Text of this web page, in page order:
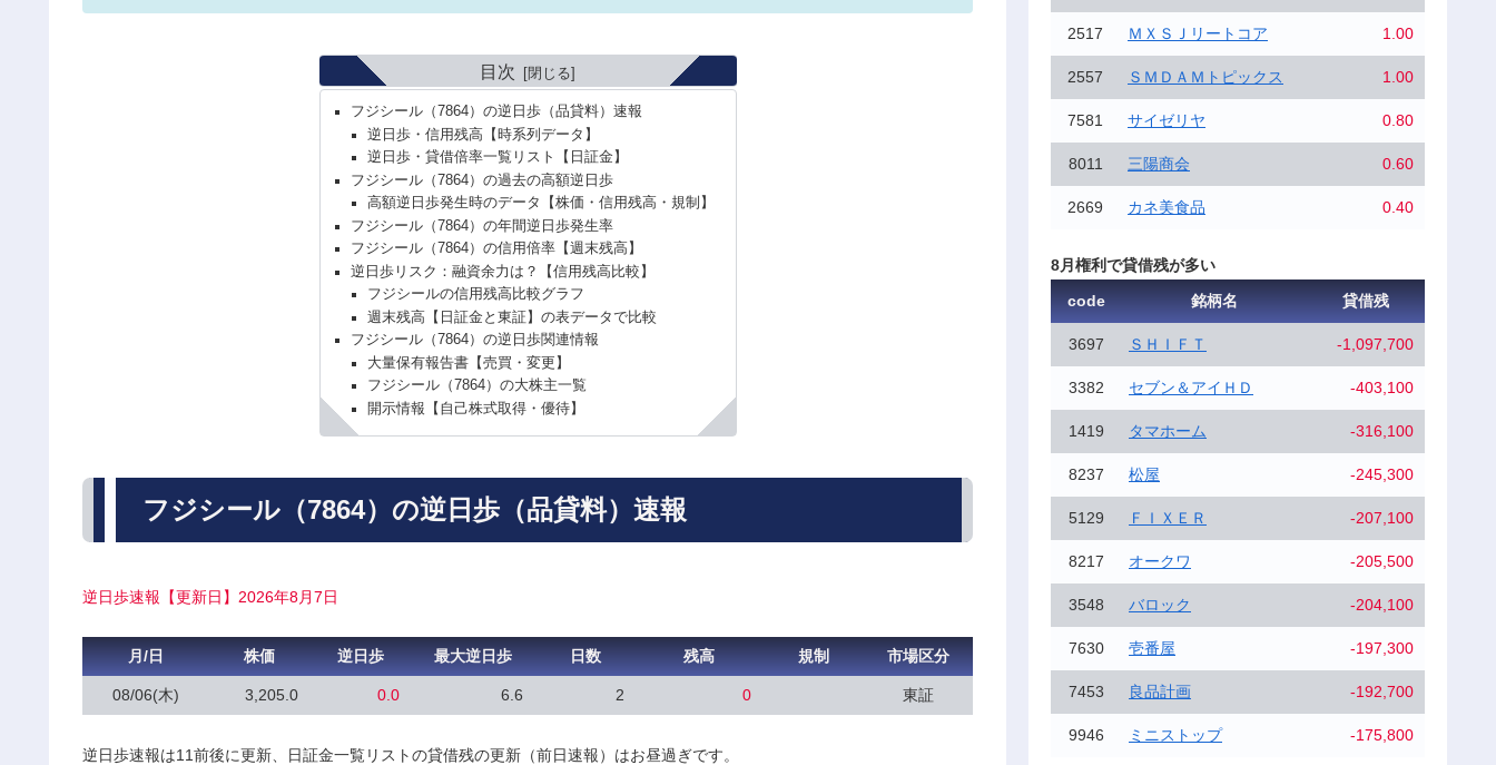
目次
フジシール（7864）の逆日歩（品貸料）速報
逆日歩・信用残高【時系列データ】
逆日歩・貸借倍率一覧リスト【日証金】
フジシール（7864）の過去の高額逆日歩
高額逆日歩発生時のデータ【株価・信用残高・規制】
フジシール（7864）の年間逆日歩発生率
フジシール（7864）の信用倍率【週末残高】
逆日歩リスク：融資余力は？【信用残高比較】
フジシールの信用残高比較グラフ
週末残高【日証金と東証】の表データで比較
フジシール（7864）の逆日歩関連情報
大量保有報告書【売買・変更】
フジシール（7864）の大株主一覧
開示情報【自己株式取得・優待】
フジシール（7864）の逆日歩（品貸料）速報
逆日歩速報【更新日】2026年8月7日
月/日 株価 逆日歩 最大逆日歩 日数 残高 規制 市場区分
08/06(木) 3,205.0 0.0 6.6 2 0 東証
逆日歩速報は11前後に更新、日証金一覧リストの貸借残の更新（前日速報）はお昼過ぎです。
2517 ＭＸＳＪリートコア 1.00
2557 ＳＭＤＡＭトピックス 1.00
7581 サイゼリヤ 0.80
8011 三陽商会 0.60
2669 カネ美食品 0.40
8月権利で貸借残が多い
code
銘柄名 貸借残
3697 ＳＨＩＦＴ -1,097,700
3382 セブン＆アイＨＤ -403,100
1419 タマホーム -316,100
8237 松屋 -245,300
5129 ＦＩＸＥＲ -207,100
8217 オークワ -205,500
3548 バロック -204,100
7630 壱番屋 -197,300
7453 良品計画 -192,700
9946 ミニストップ -175,800